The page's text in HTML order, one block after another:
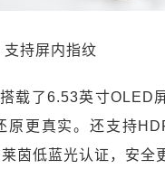
持屏内指纹
载了6.53英寸OLED
原更真实。还支持
茵低蓝光认证，安全